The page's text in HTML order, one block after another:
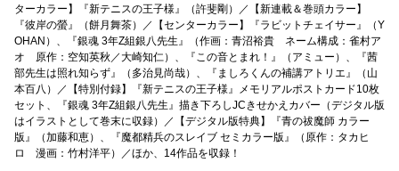
ターカラー】『新テニスの王子様』（許斐剛）／【新連載＆巻頭カラー】
『彼岸の螢』（餅月舞茶）／【センターカラー】『ラビットチェイサー』（Y
OHAN）、『銀魂 3年Z組銀八先生』（作画：青沼裕貴 ネーム構成：雀村ア
オ 原作：空知英秋／大崎知仁）、『この音とまれ！』（アミュー）、『茜
部先生は照れ知らず』（多治見尚哉）、『ましろくんの補講アトリエ』（山
本百八）／【特別付録】『新テニスの王子様』メモリアルポストカード10枚
セット、『銀魂 3年Z組銀八先生』描き下ろしJCきせかえカバー（デジタル版
はイラストとして巻末に収録）／【デジタル版特典】『青の祓魔師 カラー
版』（加藤和恵）、『魔都精兵のスレイブ セミカラー版』（原作：タカヒ
ロ 漫画：竹村洋平）／ほか、14作品を収録！